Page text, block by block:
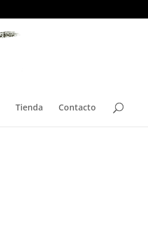
Tienda Contacto